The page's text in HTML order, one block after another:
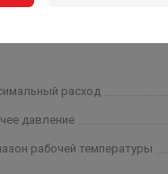
расход
давление
рабочей температуры